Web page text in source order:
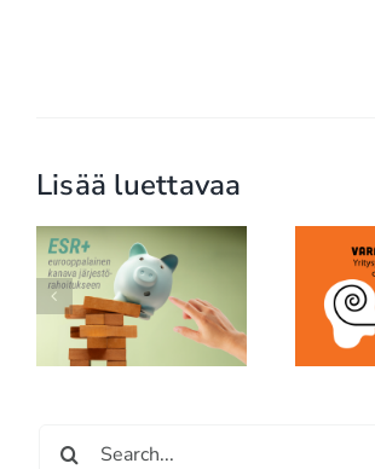
Lisää luettavaa
Yritysyhteistyö ei ole
hyväntekeväisyyttä: se
on strategista
vastuullisuutta
Etsi